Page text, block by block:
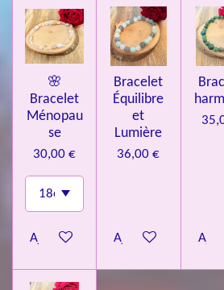
🌸
Bracelet
Ménopau
se
30,00 €
Ajouter au panier
Bracelet
Équilibre
et
Lumière
36,00 €
Ajouter au panier